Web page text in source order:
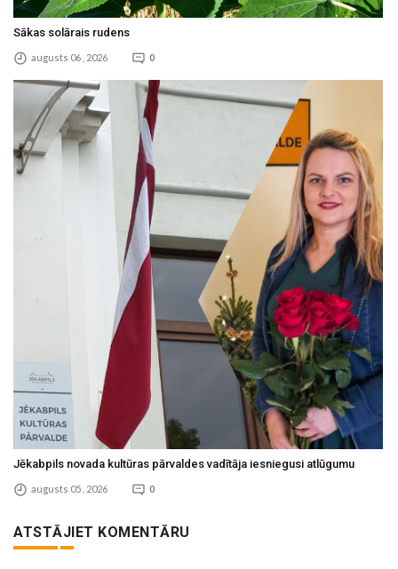
Sākas solārais rudens
augusts 06 , 2026 0
Jēkabpils novada kultūras pārvaldes vadītāja iesniegusi atlūgumu
augusts 05 , 2026 0
ATSTĀJIET KOMENTĀRU